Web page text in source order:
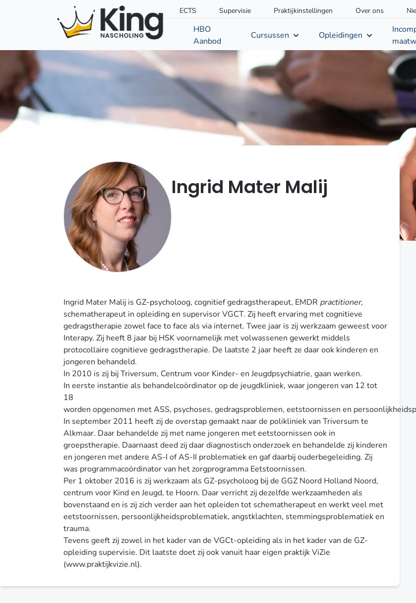
ECTS Supervisie Praktijkinstellingen Over ons
HBO
Aanbod
Cursussen Opleidingen
Ingrid Mater Malij
Ingrid Mater Malij is GZ-psycholoog, cognitief gedragstherapeut, EMDR practitioner,
schematherapeut in opleiding en supervisor VGCT. Zij heeft ervaring met cognitieve
gedragstherapie zowel face to face als via internet. Twee jaar is zij werkzaam geweest voor
Interapy. Zij heeft 8 jaar bij HSK voornamelijk met volwassenen gewerkt middels
protocollaire cognitieve gedragstherapie. De laatste 2 jaar heeft ze daar ook kinderen en
jongeren behandeld.
In 2010 is zij bij Triversum, Centrum voor Kinder- en Jeugdpsychiatrie, gaan werken.
In eerste instantie als behandelcoördinator op de jeugdkliniek, waar jongeren van 12 tot
18
worden opgenomen met ASS, psychoses, gedragsproblemen, eetstoornissen en
In september 2011 heeft zij de overstap gemaakt naar de polikliniek van Triversum te
Alkmaar. Daar behandelde zij met name jongeren met eetstoornissen ook in
groepstherapie. Daarnaast deed zij daar diagnostisch onderzoek en behandelde zij kinderen
en jongeren met andere AS-I of AS-II problematiek en gaf daarbij ouderbegeleiding. Zij
was programmacoördinator van het zorgprogramma Eetstoornissen.
Per 1 oktober 2016 is zij werkzaam als GZ-psycholoog bij de GGZ Noord Holland Noord,
centrum voor Kind en Jeugd, te Hoorn. Daar verricht zij dezelfde werkzaamheden als
bovenstaand en is zij zich verder aan het opleiden tot schematherapeut en werkt veel met
eetstoornissen, persoonlijkheidsproblematiek, angstklachten, stemmingsproblematiek en
trauma.
Tevens geeft zij zowel in het kader van de VGCt-opleiding als in het kader van de GZ-
opleiding supervisie. Dit laatste doet zij ook vanuit haar eigen praktijk ViZie
(www.praktijkvizie.nl).